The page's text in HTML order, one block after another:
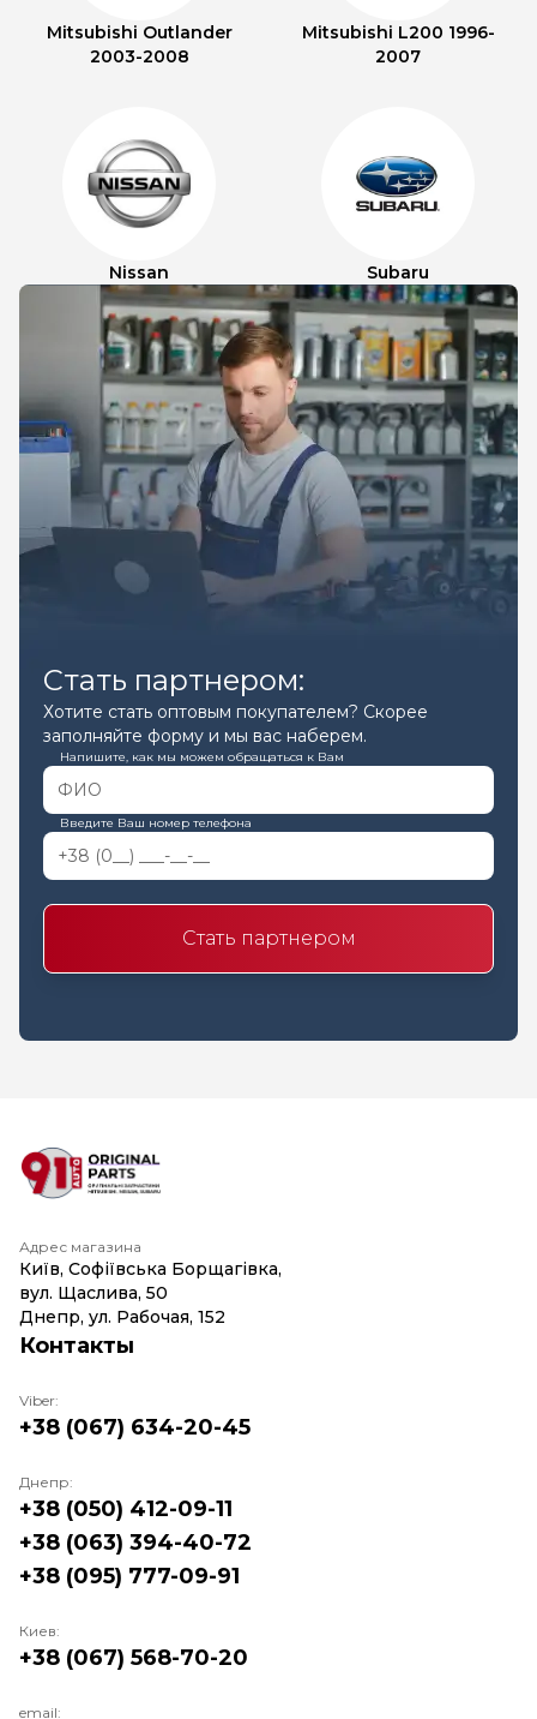
Mitsubishi Outlander
2003-2008
Mitsubishi L200 1996-
2007
Nissan Subaru
Стать партнером:
Хотите стать оптовым покупателем? Скорее
заполняйте форму и мы вас наберем.
Напишите, как мы можем обращаться к Вам
Введите Ваш номер телефона
Стать партнером
Адрес магазина
Київ, Софіївська Борщагівка,
вул. Щаслива, 50
Днепр, ул. Рабочая, 152
Контакты
Viber:
+38 (067) 634-20-45
Днепр:
+38 (050) 412-09-11
+38 (063) 394-40-72
+38 (095) 777-09-91
Киев:
+38 (067) 568-70-20
email: